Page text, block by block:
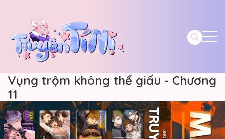
Vụng trộm không thể giấu - Chương
11